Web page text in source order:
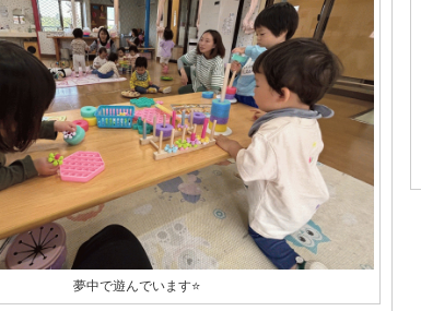
夢中で遊んでいます⭐️